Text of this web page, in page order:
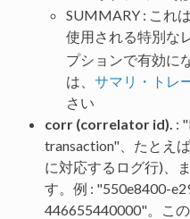
SUMMARY : これ
使用される特別な
プションで有効に
は、 サマリ・トレ
さい
corr (correlator id). :
transaction"、たとえ
に対応するログ行)、
す。例 : "550e8400-
446655440000"。こ